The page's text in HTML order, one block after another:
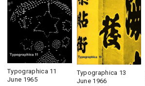
Typographica 11
June 1965
Typographica 13
June 1966